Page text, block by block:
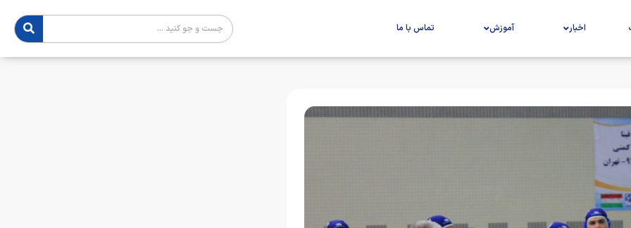
اخبار آموزش تماس با ما